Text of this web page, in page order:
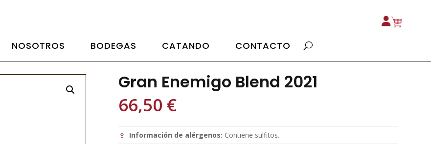
NOSOTROS BODEGAS CATANDO CONTACTO
Gran Enemigo Blend 2021
66,50 €
🍷 Información de alérgenos: Contiene sulfitos.